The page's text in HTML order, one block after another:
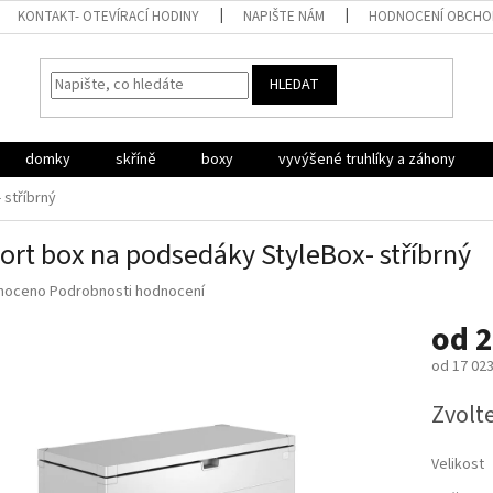
KONTAKT- OTEVÍRACÍ HODINY NAPIŠTE NÁM HODNOCENÍ
HLEDAT
domky skříně boxy vyvýšené truhlíky a záhony
stříbrný
box na podsedáky StyleBox- stříbrný
Podrobnosti hodnocení
od
od 17
cena:
Velikost